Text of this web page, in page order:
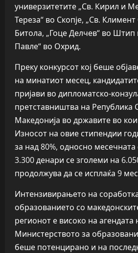
универзитетите „Св. Кирил и
Тереза“ во Скопје, „Св.
Битола, „Гоце Делчев“ во Штип
Павле“ во Охрид.
Преку конкурсот кој беше
на минатиот месец,
пријави во дипломатско-
претставништва на Република
Македонија во државите во
Износот на овие стипендии
за над 80%, односно месечната
3.300 денари се зголеми на
продолжува да се исплаќа 9
Интензивирањето на
образованието со
регионот е високо на агендата
Министерството за
беше потенцирано и на